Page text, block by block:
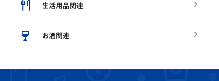
生活用品関連
お酒関連